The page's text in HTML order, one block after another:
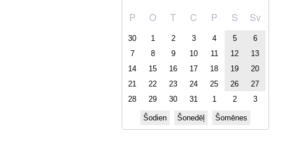
P
O T C P S Sv
30 1 2 3 4 5
6
7
8 9 10 11 12
13
14
15 16 17 18 19
20
21
22 23 24 25 26
27
28
29 30 31 1 2 3
Šodien Šonedēļ Šomēnes